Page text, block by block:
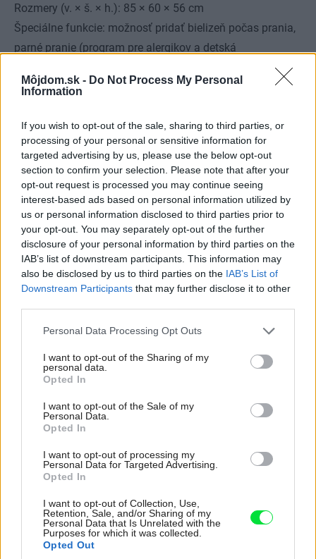
Môjdom.sk - Do Not Process My Personal
Information
If you wish to opt-out of the sale, sharing to third parties, or
processing of your personal or sensitive information for
targeted advertising by us, please use the below opt-out
section to confirm your selection. Please note that after your
opt-out request is processed you may continue seeing
interest-based ads based on personal information utilized by
us or personal information disclosed to third parties prior to
your opt-out. You may separately opt-out of the further
disclosure of your personal information by third parties on the
IAB’s list of downstream participants. This information may
also be disclosed by us to third parties on the IAB’s List of
Downstream Participants that may further disclose it to other
Please note that this website/app uses one or more Google
not limited to your visit or usage behaviour. You may click to
grant or deny consent to Google and its third-party tags to
use your data for below specified purposes in below Google
consent section.
Personal Data Processing Opt Outs
I want to opt-out of the Sharing of my
personal data.
Opted In
I want to opt-out of the Sale of my
Personal Data.
Opted In
I want to opt-out of processing my
Personal Data for Targeted Advertising.
Opted In
I want to opt-out of Collection, Use,
Retention, Sale, and/or Sharing of my
Personal Data that Is Unrelated with the
Purposes for which it was collected.
Opted Out
Rozmery (v. × š. × h.): 85 × 60 × 56 cm
Špeciálne funkcie: možnosť pridať bielizeň počas prania,
parné pranie (program pre alergikov a detská
Komfort a bezpečnosť: Inverter Direct Drive motor s
nových programov cez smartfón
469 €
1960959
Samsung WW90J5446FX/ZE
Kapacita pri praní: 9 kg
Trieda spotreby: A +++ (-40 %)
Spotreba energie: 130 kWh/rok
Spotreba vody: 9 400 l/rok
Odstreďovanie: 1 400 ot./min